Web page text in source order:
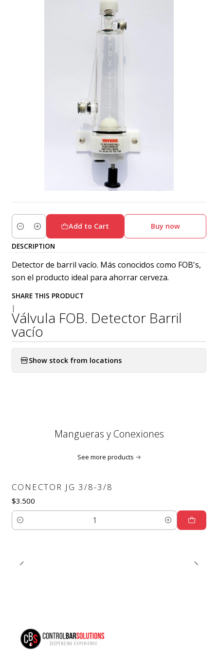
Quantity
Add to Cart Buy now
DESCRIPTION
Detector de barril vacío. Más conocidos como FOB's,
son el producto ideal para ahorrar cerveza.
SHARE THIS PRODUCT
|
Válvula FOB. Detector Barril
vacío
Show stock from locations
Mangueras y Conexiones
See more products
CONECTOR JG 3/8-3/8
$3.500
Quantity